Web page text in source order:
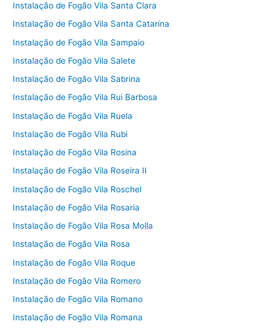
Instalação de Fogão Vila Santa Clara
Instalação de Fogão Vila Santa Catarina
Instalação de Fogão Vila Sampaio
Instalação de Fogão Vila Salete
Instalação de Fogão Vila Sabrina
Instalação de Fogão Vila Rui Barbosa
Instalação de Fogão Vila Ruela
Instalação de Fogão Vila Rubi
Instalação de Fogão Vila Rosina
Instalação de Fogão Vila Roseira II
Instalação de Fogão Vila Roschel
Instalação de Fogão Vila Rosaria
Instalação de Fogão Vila Rosa Molla
Instalação de Fogão Vila Rosa
Instalação de Fogão Vila Roque
Instalação de Fogão Vila Romero
Instalação de Fogão Vila Romano
Instalação de Fogão Vila Romana